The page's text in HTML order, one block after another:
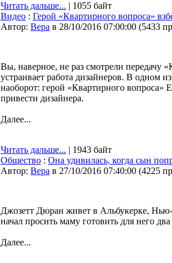
Читать дальше... | 1055 байт
Видео : Герой «Квартирного вопроса»
Автор: Bepa в 28/10/2016 07:00:00 (5433
Вы, наверное, не раз смотрели передачу
устраивает работа дизайнеров. В одном
наоборот: герой «Квартирного вопроса»
привести дизайнера.
Далее...
Читать дальше... | 1943 байт
Общество : Она удивилась, когда сын
Автор: Bepa в 27/10/2016 07:40:00 (4225
Джозетт Дюран живет в Альбукерке,
начал просить маму готовить для него
Далее...